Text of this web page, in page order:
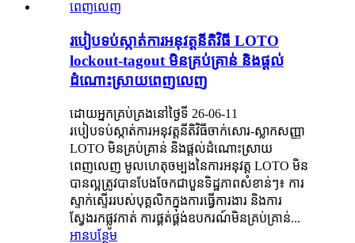
របៀបទប់ស្កាត់ការអនុវត្តនីតិវិធី LOTO
lockout-tagout មិនគ្រប់គ្រាន់ និងផ្តល់
ដំណោះស្រាយពេញលេញ
ដោយអ្នកគ្រប់គ្រងនៅថ្ងៃទី 26-06-11
របៀបទប់ស្កាត់ការអនុវត្តនីតិវិធីចាក់សោរ-ស្លាកសញ្ញា
LOTO មិនគ្រប់គ្រាន់ និងផ្តល់ដំណោះស្រាយ
ពេញលេញ មូលហេតុចម្បងនៃការអនុវត្ត LOTO មិន
បានល្អត្រូវបានបែងចែកជាបួនទិដ្ឋភាពសំខាន់ៗ៖ ការ
ស្ទាក់ស្ទើររបស់បុគ្គលិកក្នុងការធ្វើការងារ និងការ
ស្វែងរកផ្លូវកាត់ ការផ្គត់ផ្គង់ឧបករណ៍មិនគ្រប់គ្រាន់...
អានបន្ថែម